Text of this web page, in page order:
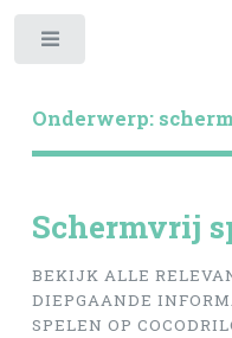
Onderwerp:
Schermvrij
BEKIJK ALLE
DIEPGAANDE
SPELEN OP